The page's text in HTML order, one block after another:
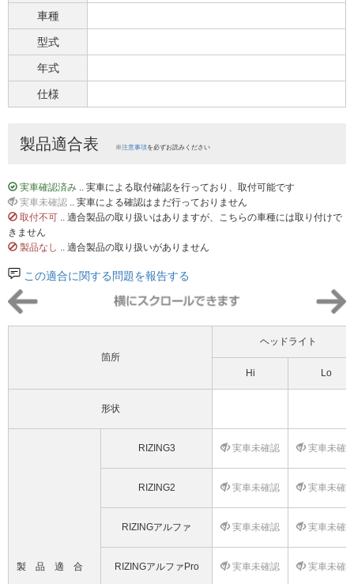
車種
型式
年式
仕様
製品適合表 ※注意事項を必ずお読みください
実車確認済み .. 実車による取付確認を行っており、取付可能です
実車未確認 .. 実車による確認はまだ行っておりません
取付不可 .. 適合製品の取り扱いはありますが、こちらの車種には取り付けで
きません
製品なし .. 適合製品の取り扱いがありません
この適合に関する問題を報告する
箇所
ヘッドライト
Hi Lo
形状
製品適合
RIZING3 実車未確認 実車未確
RIZING2 実車未確認 実車未確
RIZINGアルファ 実車未確認 実車未確
RIZINGアルファPro 実車未確認 実車未確